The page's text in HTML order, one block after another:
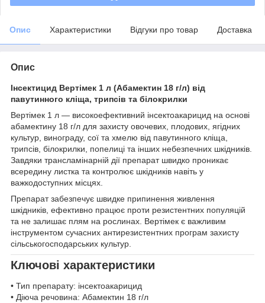
Опис Характеристики Відгуки про товар Доставка
Опис
Інсектицид Вертімек 1 л (Абамектин 18 г/л) від
павутинного кліща, трипсів та білокрилки
Вертімек 1 л — високоефективний інсектоакарицид на основі
абамектину 18 г/л для захисту овочевих, плодових, ягідних
культур, винограду, сої та хмелю від павутинного кліща,
трипсів, білокрилки, попелиці та інших небезпечних шкідників.
Завдяки трансламінарній дії препарат швидко проникає
всередину листка та контролює шкідників навіть у
важкодоступних місцях.
Препарат забезпечує швидке припинення живлення
шкідників, ефективно працює проти резистентних популяцій
та не залишає плям на рослинах. Вертімек є важливим
інструментом сучасних антирезистентних програм захисту
сільськогосподарських культур.
Ключові характеристики
• Тип препарату: інсектоакарицид
• Діюча речовина: Абамектин 18 г/л